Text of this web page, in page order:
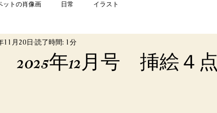
ットの肖像画 日常 イラスト
年12月号 挿絵４点
11月20日 読了時間: 1分